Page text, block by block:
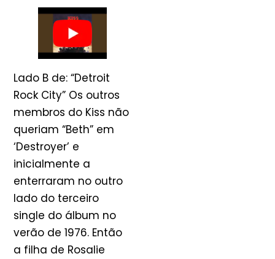
Lado B de: “Detroit
Rock City” Os outros
membros do Kiss não
queriam “Beth” em
‘Destroyer’ e
inicialmente a
enterraram no outro
lado do terceiro
single do álbum no
verão de 1976. Então
a filha de Rosalie